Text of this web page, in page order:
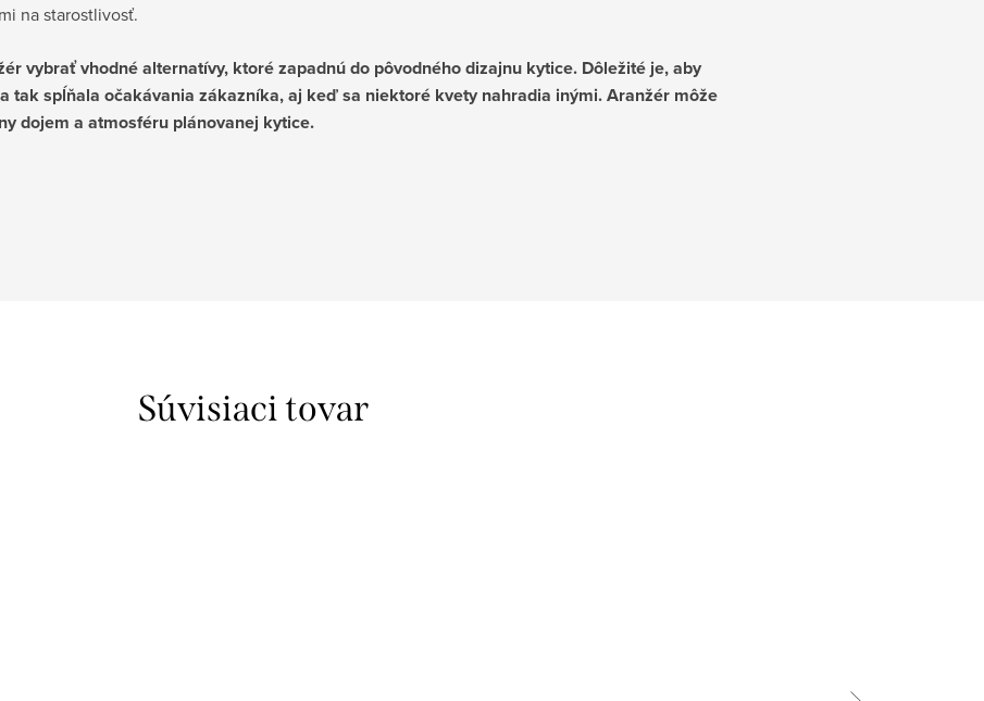
na starostlivosť.
vybrať vhodné alternatívy, ktoré zapadnú do pôvodného dizajnu kytice. Dôležité je, aby
tak spĺňala očakávania zákazníka, aj keď sa niektoré kvety nahradia inými. Aranžér môže
dojem a atmosféru plánovanej kytice.
Súvisiaci tovar